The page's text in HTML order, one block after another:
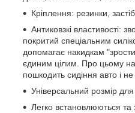
Кріплення: резинки,
Антиковзкі властивості:
покритий спеціальним
допомагає накидкам
єдиним цілим. Про цьому
пошкодить сидіння авто і
Універсальний розмір для
Легко встановлюються та